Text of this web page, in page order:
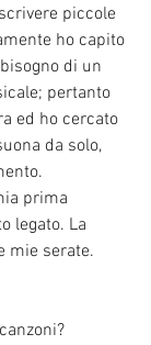
piccole
ho capito
di un
pertanto
ed ho cercato
da solo,
prima
legato. La
mie serate.